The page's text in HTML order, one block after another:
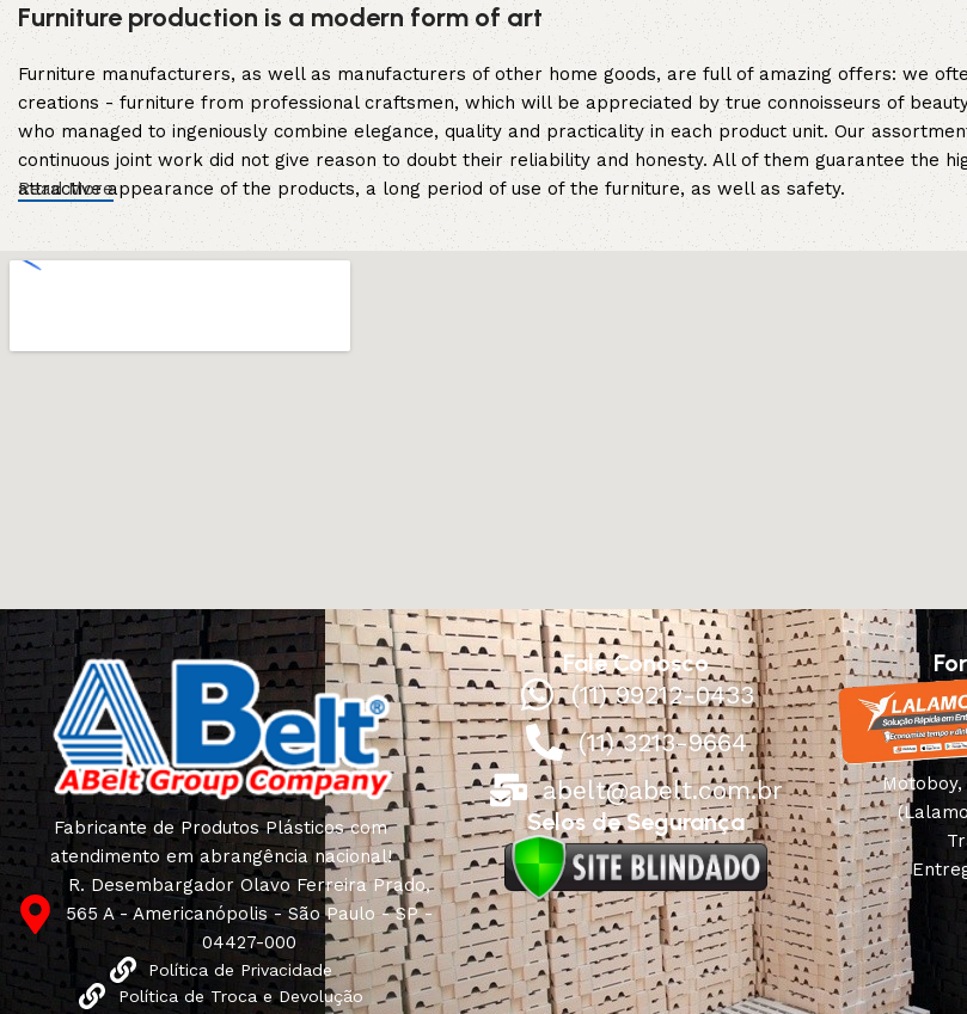
Furniture production is a modern form of art
Furniture manufacturers, as well as manufacturers of other home goods, are full of amazing offers: we
creations - furniture from professional craftsmen, which will be appreciated by true connoisseurs of
who managed to ingeniously combine elegance, quality and practicality in each product unit. Our
continuous joint work did not give reason to doubt their reliability and honesty. All of them guarantee the
attractive appearance of the products, a long period of use of the furniture, as well as safety.
Read More
Fabricante de Produtos Plásticos com
atendimento em abrangência nacional!
R. Desembargador Olavo Ferreira Prado,
565 A - Americanópolis - São Paulo - SP -
04427-000
Política de Privacidade
Política de Troca e Devolução
Fale Conosco
(11) 99212-0433
(11) 3213-9664
abelt@abelt.com.br
Selos de Segurança